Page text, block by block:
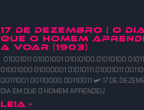
17 DE DEZEMBRO | O
QUE O HOMEM
A VOAR (1903)
01001011 01001001 01010100 01010100
01001000 01000001 01010111 01001011
00111001 00110000 00110011 🛩️ 17 DE
DIA EM QUE O HOMEM APRENDEU
Leia »